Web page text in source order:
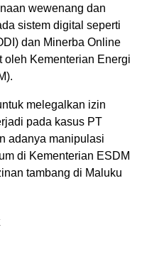
wewenang dan
sistem digital seperti
dan Minerba Online
oleh Kementerian Energi
melegalkan izin
pada kasus PT
adanya manipulasi
di Kementerian ESDM
tambang di Maluku